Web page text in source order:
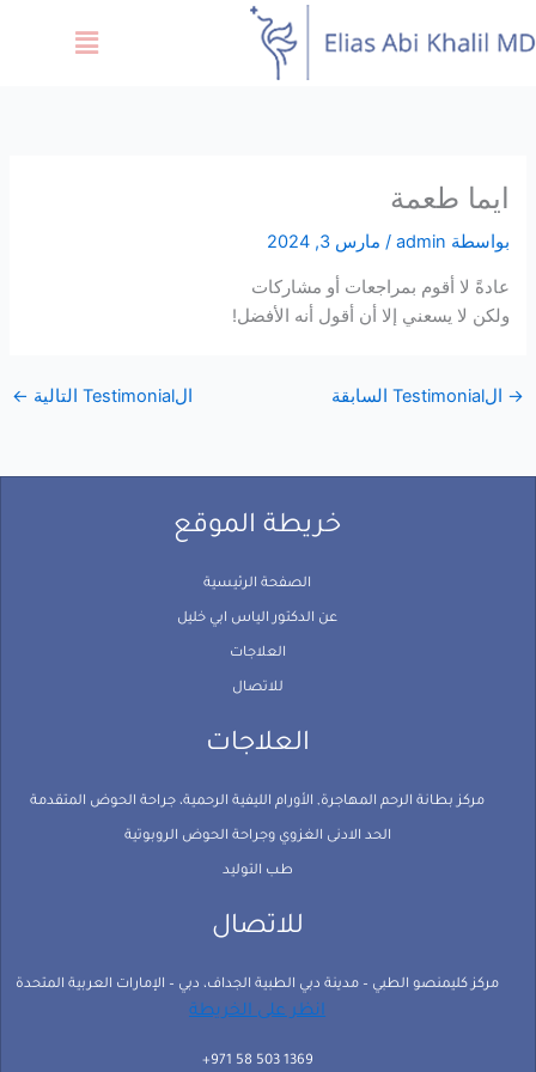
إلى
Menu
ايما طعمة
بواسطة admin
/ مارس 3, 2024
عادةً لا أقوم بمراجعات أو مشاركات
ولكن لا يسعني إلا أن أقول أنه الأفضل!
→ الTestimonial السابقة الTestimonial التالية ←
خريطة الموقع
الصفحة الرئيسية
عن الدكتور الياس ابي خليل
العلاجات
للاتصال
العلاجات
مركز بطانة الرحم المهاجرة, الأورام الليفية الرحمية، جراحة الحوض المتقدمة
الحد الادنى الغزوي وجراحة الحوض الروبوتية
طب التوليد
للاتصال
مركز كليمنصو الطبي – مدينة دبي الطبية الجداف، دبي – الإمارات العربية المتحدة
انظر على الخريطة
1369 503 58 971+